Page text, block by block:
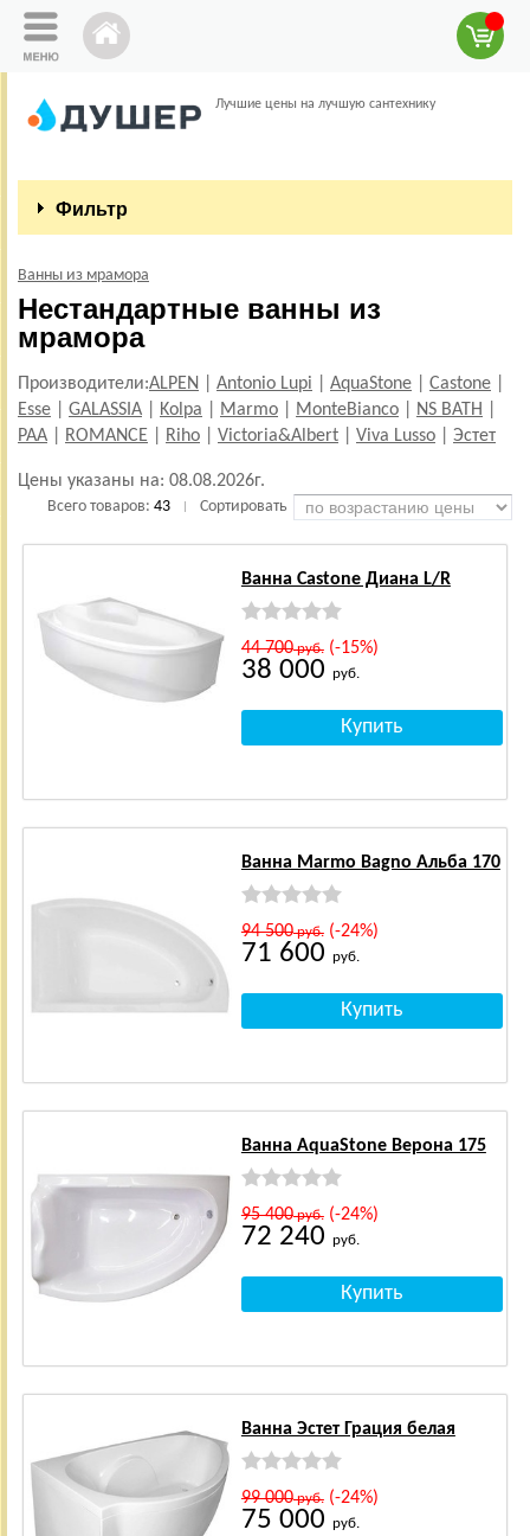
Лучшие цены на лучшую сантехнику
Фильтр
Ванны из мрамора
Нестандартные ванны из
мрамора
Производители:ALPEN Antonio Lupi AquaStone Castone
Esse
GALASSIA Kolpa Marmo MonteBianco NS BATH
PAA
ROMANCE Riho Victoria&Albert Viva Lusso Эстет
Цены указаны на: 08.08.2026г.
Всего товаров: 43 Сортировать
Ванна Castone Диана L/R
44 700руб.(-15%)
38 000 руб.
Ванна Marmo Bagno Альба 170
94 500руб.(-24%)
71 600 руб.
Ванна AquaStone Верона 175
95 400руб.(-24%)
72 240 руб.
Ванна Эстет Грация белая
99 000руб.(-24%)
75 000 руб.